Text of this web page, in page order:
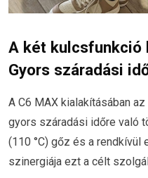
A két kulcsfunkció
Gyors száradási
A C6 MAX kialakításában
gyors száradási időre való
(110 °C) gőz és a
szinergiája ezt a célt